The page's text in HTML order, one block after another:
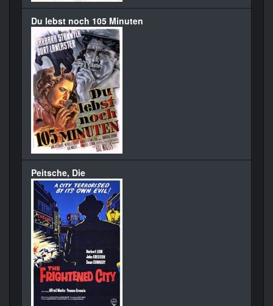
Du lebst noch 105 Minuten
Peitsche, Die